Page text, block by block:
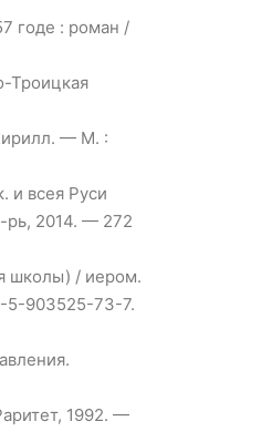
годе : роман /
Троицкая
— М. :
и всея Руси
рь, 2014. — 272
школы) / иером.
5-903525-73-7.
1992. —